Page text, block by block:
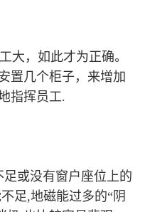
，如此才为正确。
置几个柜子，来增加
指挥员工.
或没有窗户座位上的
足,地磁能过多的“阴